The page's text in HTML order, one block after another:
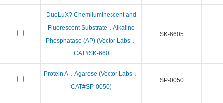
DuoLuX? Chemiluminescent and
Fluorescent Substrate，Alkaline
Phosphatase (AP) (Vector Labs；
CAT#SK-660
SK-6605
Protein A，Agarose (Vector Labs；
CAT#SP-0050)
SP-0050